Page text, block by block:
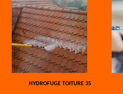
HYDROFUGE TOITURE 35